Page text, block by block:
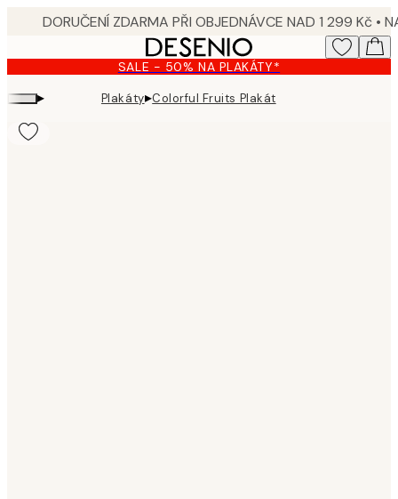
content.
SALE - 50% NA PLAKÁTY*
▸ Plakáty▸Colorful Fruits Plakát